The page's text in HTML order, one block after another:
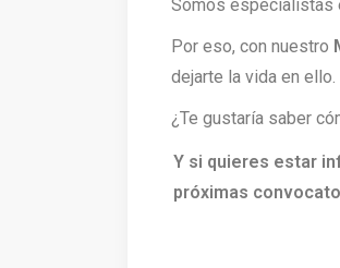
Somos especialistas
Por eso, con nuestro
dejarte la vida en ello.
¿Te gustaría saber
Y si quieres estar
próximas